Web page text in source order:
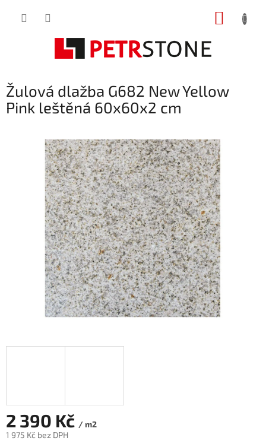
Žulová dlažba G682 New Yellow
Pink leštěná 60x60x2 cm
2 390 Kč / m2
1 975 Kč bez DPH